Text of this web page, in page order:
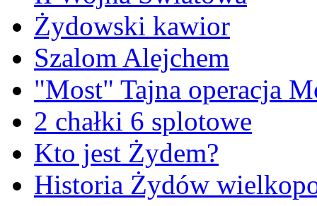
Żydowski kawior
Szalom Alejchem
"Most" Tajna operacja
2 chałki 6 splotowe
Kto jest Żydem?
Historia Żydów